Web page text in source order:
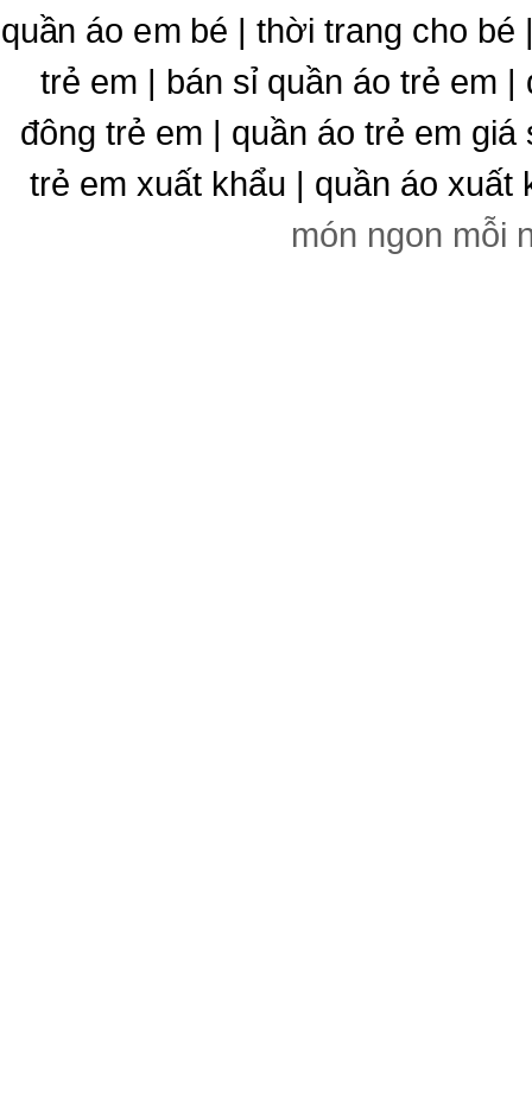
quần áo em bé | thời trang cho
trẻ em | bán sỉ quần áo trẻ em
đông trẻ em | quần áo trẻ em
trẻ em xuất khẩu | quần áo xuất
món ngon mỗi